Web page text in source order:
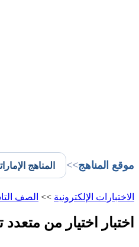
موقع المناهج>>
الاختبارات الإلكترونية >> الصف
اختبار اختيار من